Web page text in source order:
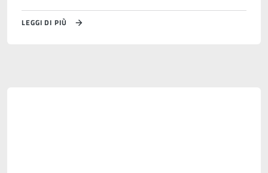
LEGGI DI PIÙ